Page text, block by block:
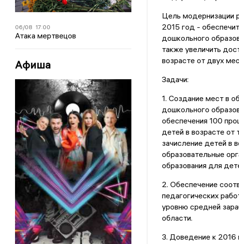
06/08 17:00
Атака мертвецов
Афиша
Цель модернизации
2015 год -
дошкольного
также увеличить
возрасте от двух
Задачи:
1. Создание мест в
дошкольного
обеспечения 100
детей в возрасте от
зачисление детей в
образовательные
образования для
2. Обеспечение
педагогических
уровню средней
области.
3. Доведение к 2016